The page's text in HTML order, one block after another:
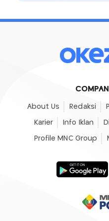
About Us Redaksi
Karier Info Iklan
Profile MNC Group